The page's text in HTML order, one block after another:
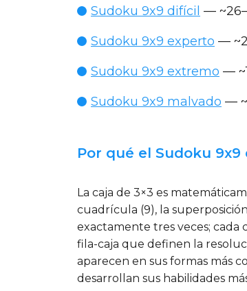
Sudoku 9x9 difícil —
Sudoku 9x9 experto —
Sudoku 9x9 extremo —
Sudoku 9x9 malvado —
Por qué el Sudoku
La caja de 3×3 es
cuadrícula (9), la
exactamente tres veces; cada
fila-caja que definen la
aparecen en sus formas más
desarrollan sus habilidades